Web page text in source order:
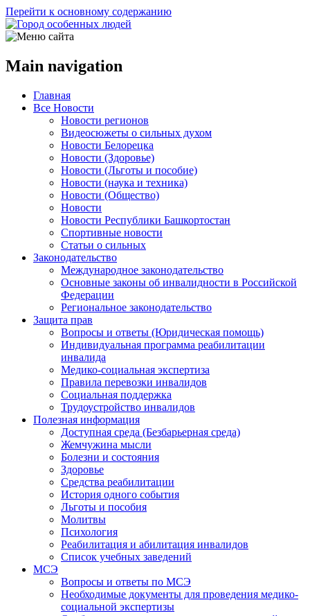
Перейти к основному содержанию
Main navigation
Главная
Все Новости
Новости регионов
Видеосюжеты о сильных духом
Новости Белорецка
Новости (Здоровье)
Новости (Льготы и пособие)
Новости (наука и техника)
Новости (Общество)
Новости
Новости Республики Башкортостан
Спортивные новости
Статьи о сильных
Законодательство
Международное законодательство
Основные законы об инвалидности в Российской
Федерации
Региональное законодательство
Защита прав
Вопросы и ответы (Юридическая помощь)
Индивидуальная программа реабилитации
инвалида
Медико-социальная экспертиза
Правила перевозки инвалидов
Социальная поддержка
Трудоустройство инвалидов
Полезная информация
Доступная среда (Безбарьерная среда)
Жемчужина мысли
Болезни и состояния
Здоровье
Средства реабилитации
История одного события
Льготы и пособия
Молитвы
Психология
Реабилитация и абилитация инвалидов
Список учебных заведений
МСЭ
Вопросы и ответы по МСЭ
Необходимые документы для проведения медико-
социальной экспертизы